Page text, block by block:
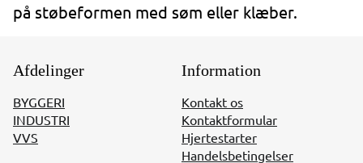
på støbeformen med søm eller klæber.
Afdelinger
BYGGERI
INDUSTRI
VVS
Information
Kontakt os
Kontaktformular
Hjertestarter
Handelsbetingelser